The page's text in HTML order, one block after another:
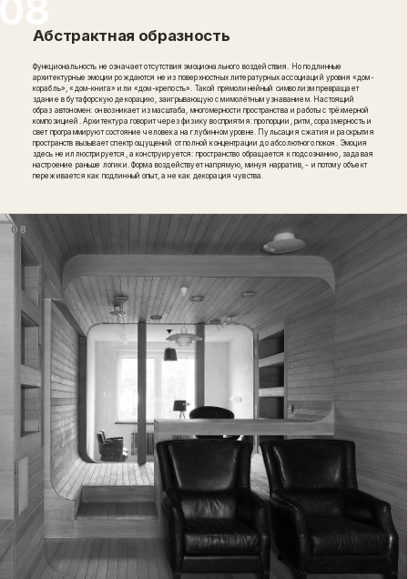
Абстрактная образность
Функциональность не означает отсутствия эмоционального воздействия. Но подлинные
архитектурные эмоции рождаются не из поверхностных литературных ассоциаций уровня «дом-
корабль», «дом-книга» или «дом-крепость». Такой прямолинейный символизм превращает
здание в бутафорскую декорацию, заигрывающую с мимолётным узнаванием. Настоящий
образ автономен: он возникает из масштаба, многомерности пространства и работы с трёхмерной
композицией. Архитектура говорит через физику восприятия: пропорции, ритм, соразмерность и
свет программируют состояние человека на глубинном уровне. Пульсация сжатия и раскрытия
пространств вызывает спектр ощущений от полной концентрации до абсолютного покоя. Эмоция
здесь не иллюстрируется, а конструируется: пространство обращается к подсознанию, задавая
настроение раньше логики. Форма воздействует напрямую, минуя нарратив, - и потому объект
переживается как подлинный опыт, а не как декорация чувства.
08